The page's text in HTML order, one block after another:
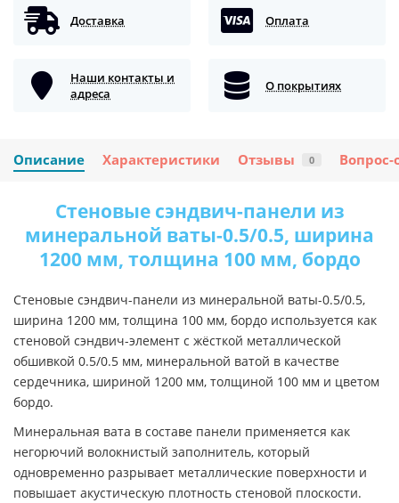
Доставка Оплата
Наши контакты и
адреса
О покрытиях
Описание Характеристики Отзывы 0 Вопрос-
Стеновые сэндвич-панели из
минеральной ваты-0.5/0.5, ширина
1200 мм, толщина 100 мм, бордо
Стеновые сэндвич-панели из минеральной ваты-0.5/0.5,
ширина 1200 мм, толщина 100 мм, бордо используется как
стеновой сэндвич-элемент с жёсткой металлической
обшивкой 0.5/0.5 мм, минеральной ватой в качестве
сердечника, шириной 1200 мм, толщиной 100 мм и цветом
бордо.
Минеральная вата в составе панели применяется как
негорючий волокнистый заполнитель, который
одновременно разрывает металлические поверхности и
повышает акустическую плотность стеновой плоскости.